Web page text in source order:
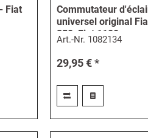
Fiat
Commutateur
universel original
850, Fiat 1100
Art.-Nr. 1082134
29,95 € *